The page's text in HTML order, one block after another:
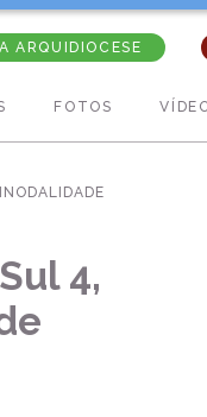
ARQUIDIOCESE
FOTOS
4,